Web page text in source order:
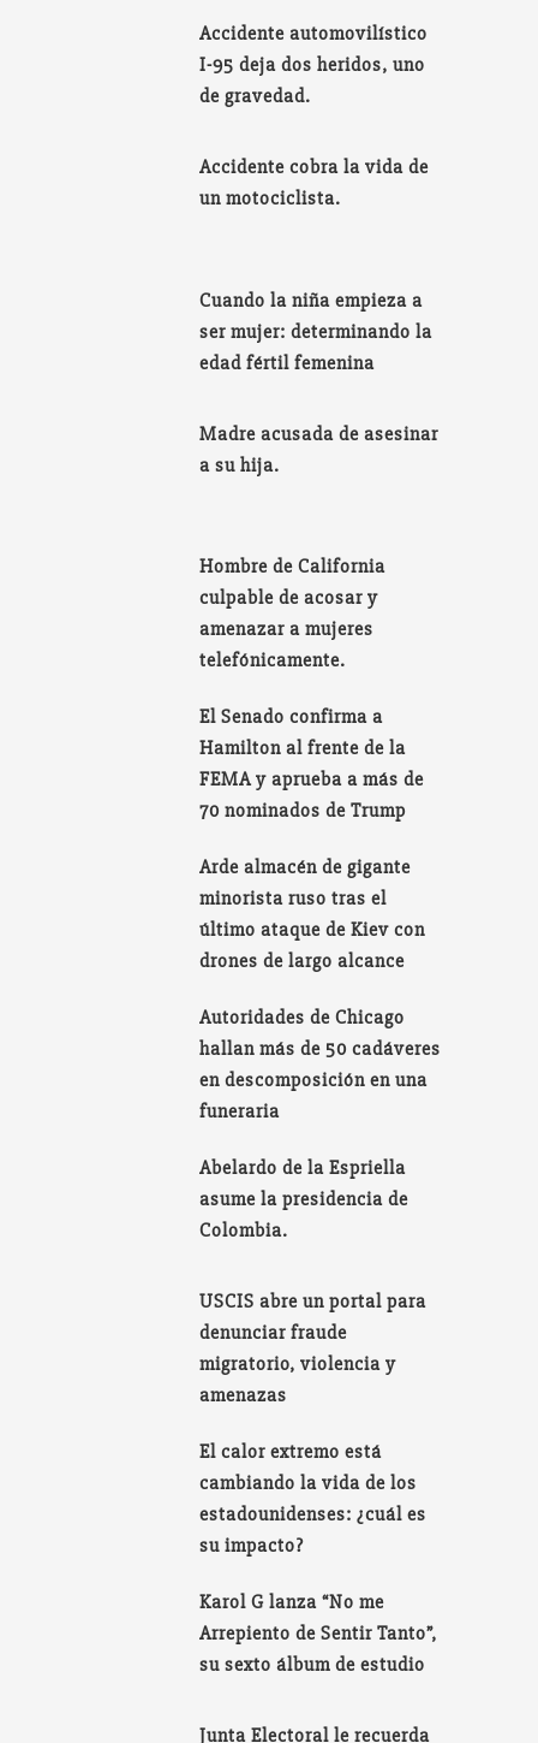
Accidente automovilístico
I-95 deja dos heridos, uno
de gravedad.
Accidente cobra la vida de
un motociclista.
Cuando la niña empieza a
ser mujer: determinando la
edad fértil femenina
Madre acusada de asesinar
a su hija.
Hombre de California
culpable de acosar y
amenazar a mujeres
telefónicamente.
El Senado confirma a
Hamilton al frente de la
FEMA y aprueba a más de
70 nominados de Trump
Arde almacén de gigante
minorista ruso tras el
último ataque de Kiev con
drones de largo alcance
Autoridades de Chicago
hallan más de 50 cadáveres
en descomposición en una
funeraria
Abelardo de la Espriella
asume la presidencia de
Colombia.
USCIS abre un portal para
denunciar fraude
migratorio, violencia y
amenazas
El calor extremo está
cambiando la vida de los
estadounidenses: ¿cuál es
su impacto?
Karol G lanza “No me
Arrepiento de Sentir Tanto”,
su sexto álbum de estudio
Junta Electoral le recuerda